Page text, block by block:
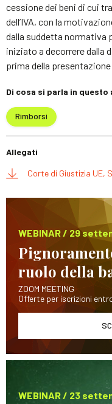
cessione dei beni di cui
dell’IVA, con la
dalla suddetta normativa
iniziato a decorrere dalla
prima della
Di cosa si parla in
Rimborsi
Allegati
Corte di Giustizia UE,
WEBINAR / 29
ruolo della
ZOOM MEETING
Offerte per iscrizioni
WEBINAR / 23